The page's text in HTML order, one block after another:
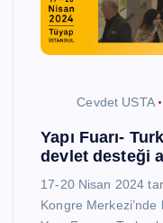
Cevdet USTA
Yapı Fuarı-
devlet desteği
17-20 Nisan 2024
Kongre Merkezi’nde